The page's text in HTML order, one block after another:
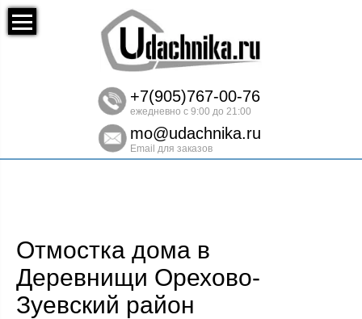
+7(905)767-00-76
ежедневно с 9:00 до 21:00
mo@udachnika.ru
Email для заказов
Отмостка дома в
Деревнищи Орехово-
Зуевский район